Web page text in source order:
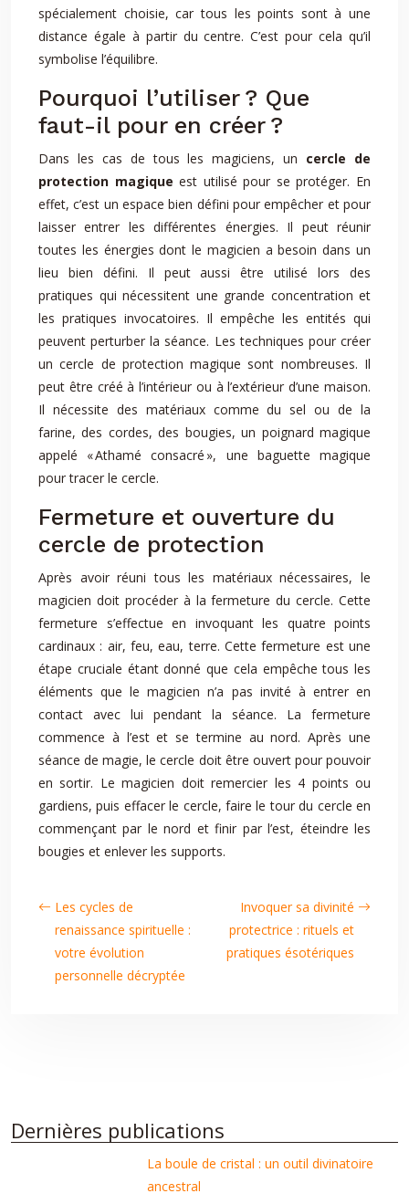
spécialement choisie, car tous les points sont à une
distance égale à partir du centre. C’est pour cela qu’il
symbolise l’équilibre.
Pourquoi l’utiliser ? Que
faut-il pour en créer ?
Dans les cas de tous les magiciens, un cercle de
protection magique est utilisé pour se protéger. En
effet, c’est un espace bien défini pour empêcher et pour
laisser entrer les différentes énergies. Il peut réunir
toutes les énergies dont le magicien a besoin dans un
lieu bien défini. Il peut aussi être utilisé lors des
pratiques qui nécessitent une grande concentration et
les pratiques invocatoires. Il empêche les entités qui
peuvent perturber la séance. Les techniques pour créer
un cercle de protection magique sont nombreuses. Il
peut être créé à l’intérieur ou à l’extérieur d’une maison.
Il nécessite des matériaux comme du sel ou de la
farine, des cordes, des bougies, un poignard magique
appelé « Athamé consacré », une baguette magique
pour tracer le cercle.
Fermeture et ouverture du
cercle de protection
Après avoir réuni tous les matériaux nécessaires, le
magicien doit procéder à la fermeture du cercle. Cette
fermeture s’effectue en invoquant les quatre points
cardinaux : air, feu, eau, terre. Cette fermeture est une
étape cruciale étant donné que cela empêche tous les
éléments que le magicien n’a pas invité à entrer en
contact avec lui pendant la séance. La fermeture
commence à l’est et se termine au nord. Après une
séance de magie, le cercle doit être ouvert pour pouvoir
en sortir. Le magicien doit remercier les 4 points ou
gardiens, puis effacer le cercle, faire le tour du cercle en
commençant par le nord et finir par l’est, éteindre les
bougies et enlever les supports.
Les cycles de
renaissance spirituelle :
votre évolution
personnelle décryptée
Invoquer sa divinité
protectrice : rituels et
pratiques ésotériques
Dernières publications
La boule de cristal : un outil divinatoire
ancestral